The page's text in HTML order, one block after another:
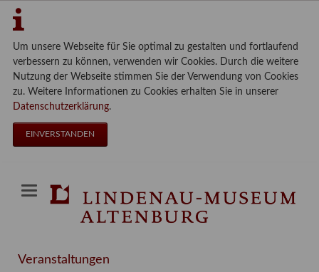
Um unsere Webseite für Sie optimal zu gestalten und fortlaufend
verbessern zu können, verwenden wir Cookies. Durch die weitere
Nutzung der Webseite stimmen Sie der Verwendung von Cookies
zu. Weitere Informationen zu Cookies erhalten Sie in unserer
Datenschutzerklärung.
EINVERSTANDEN
Veranstaltungen